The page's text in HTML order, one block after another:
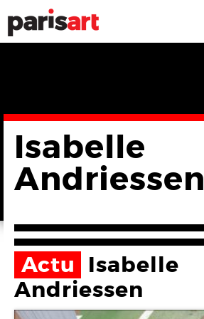
Isabelle
Andriessen
Actu
Isabelle
Andriessen